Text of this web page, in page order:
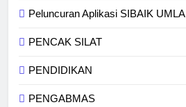
Peluncuran Aplikasi SIBAIK UMLA
PENCAK SILAT
PENDIDIKAN
PENGABMAS